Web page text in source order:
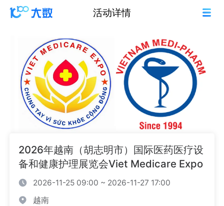
活动详情
2026年越南（胡志明市）国际医药医疗设
备和健康护理展览会Viet Medicare Expo
2026-11-25 09:00 ~ 2026-11-27 17:00
越南